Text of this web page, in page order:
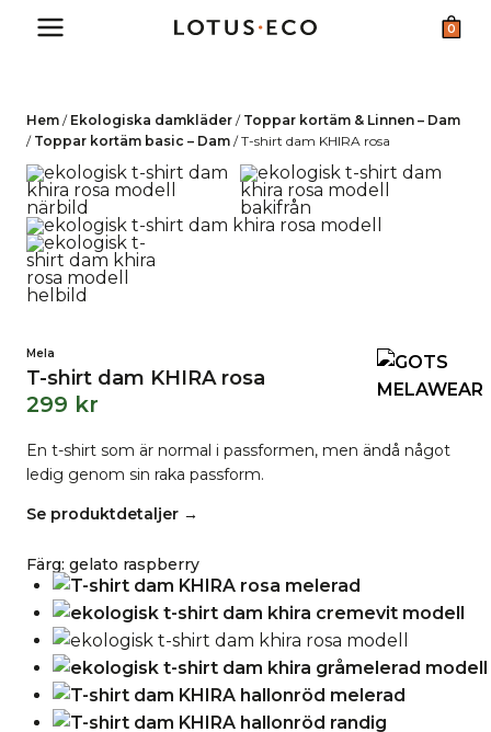
0
Hem / Ekologiska damkläder / Toppar kortäm & Linnen – Dam
/ Toppar kortäm basic – Dam /T-shirt dam KHIRA rosa
Mela
T-shirt dam KHIRA rosa
299 kr
En t-shirt som är normal i passformen, men ändå något
ledig genom sin raka passform.
Se produktdetaljer →
Färg: gelato raspberry